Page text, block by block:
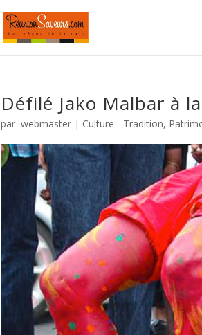
Défilé Jako Malbar à
par webmaster | Culture - Tradition,